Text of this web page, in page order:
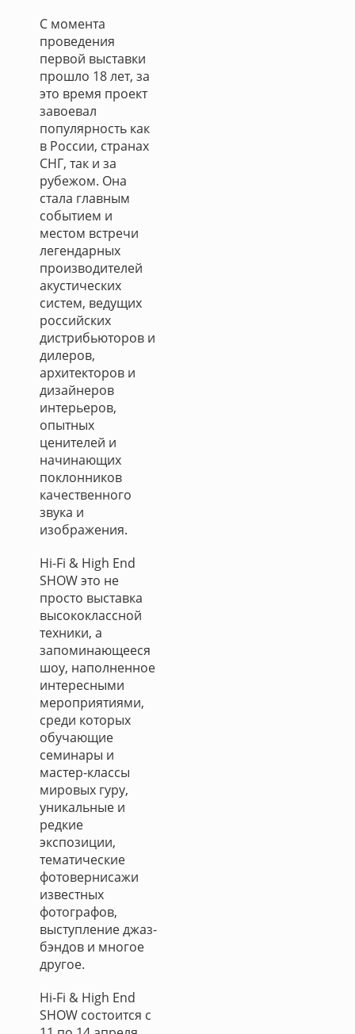
С момента
проведения
первой выставки
прошло 18 лет, за
это время проект
завоевал
популярность как
в России, странах
СНГ, так и за
рубежом. Она
стала главным
событием и
местом встречи
легендарных
производителей
акустических
систем, ведущих
российских
дистрибьюторов и
дилеров,
архитекторов и
дизайнеров
интерьеров,
опытных
ценителей и
начинающих
поклонников
качественного
звука и
изображения.
Hi-Fi & High End
SHOW это не
просто выставка
высококлассной
техники, а
запоминающееся
шоу, наполненное
интересными
мероприятиями,
среди которых
обучающие
семинары и
мастер-классы
мировых гуру,
уникальные и
редкие
экспозиции,
тематические
фотовернисажи
известных
фотографов,
выступление джаз-
бэндов и многое
другое.
Hi-Fi & High End
SHOW состоится с